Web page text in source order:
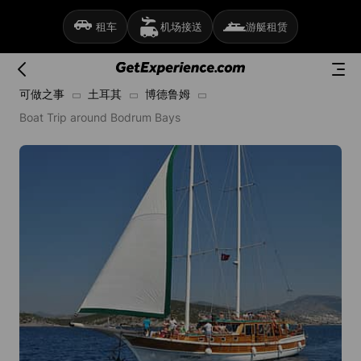
租车 机场接送 游艇租赁
可做之事 土耳其
博德鲁姆
Boat Trip around Bodrum Bays